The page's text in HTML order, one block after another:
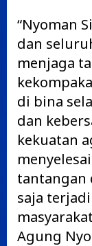
“Nyoman
dan
menjaga
di bina
dan
kekuatan
tantangan
saja
Agung